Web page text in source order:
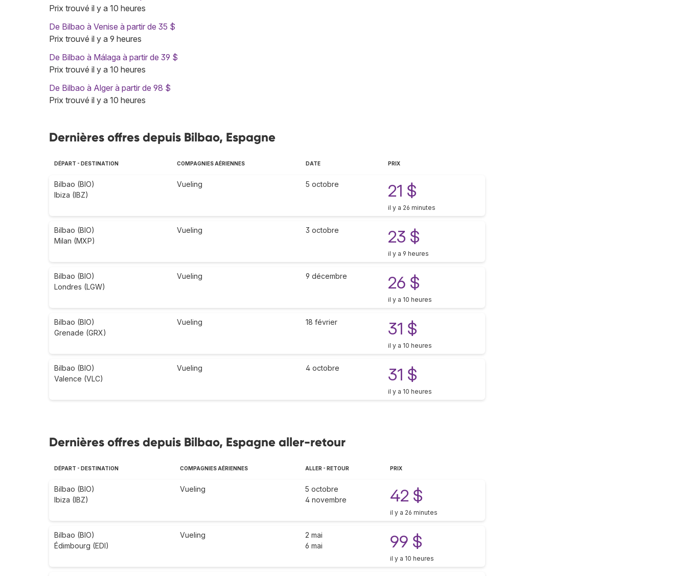
Prix trouvé il y a 10 heures
De Bilbao à Venise à partir de 35 $
Prix trouvé il y a 9 heures
De Bilbao à Málaga à partir de 39 $
Prix trouvé il y a 10 heures
De Bilbao à Alger à partir de 98 $
Prix trouvé il y a 10 heures
Dernières offres depuis Bilbao, Espagne
DÉPART - DESTINATION COMPAGNIES AÉRIENNES DATE PRIX
Bilbao (BIO)
Ibiza (IBZ)
Vueling 5 octobre 21 $
il y a 26 minutes
Bilbao (BIO)
Milan (MXP)
Vueling 3 octobre 23 $
il y a 9 heures
Bilbao (BIO)
Londres (LGW)
Vueling 9 décembre 26 $
il y a 10 heures
Bilbao (BIO)
Grenade (GRX)
Vueling 18 février 31 $
il y a 10 heures
Bilbao (BIO)
Valence (VLC)
Vueling 4 octobre 31 $
il y a 10 heures
Dernières offres depuis Bilbao, Espagne aller-retour
DÉPART - DESTINATION COMPAGNIES AÉRIENNES ALLER - RETOUR PRIX
Bilbao (BIO)
Ibiza (IBZ)
Vueling
5 octobre
4 novembre
42 $
il y a 26 minutes
Bilbao (BIO)
Édimbourg (EDI)
Vueling
2 mai
6 mai
99 $
il y a 10 heures